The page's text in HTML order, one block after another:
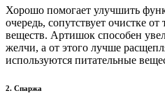
Хорошо помогает улучшить
очередь, сопутствует очистке
веществ. Артишок способен
желчи, а от этого лучше
используются питательные
2. Спаржа